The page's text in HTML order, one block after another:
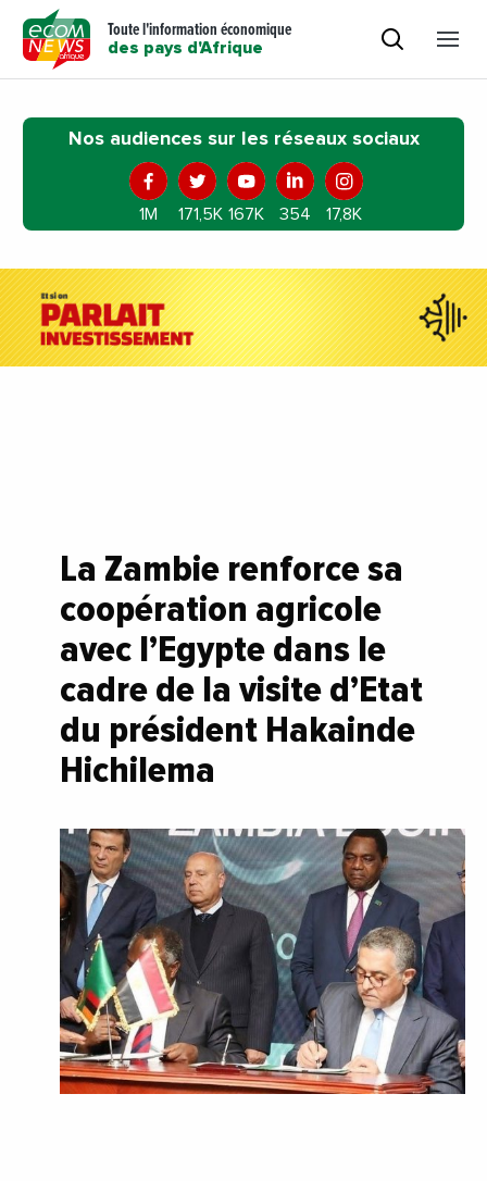
Toute l'information économique
des pays d'Afrique
Nos audiences sur les réseaux sociaux
1M 171,5K 167K 354 17,8K
La Zambie renforce sa
coopération agricole
avec l’Egypte dans le
cadre de la visite d’Etat
du président Hakainde
Hichilema